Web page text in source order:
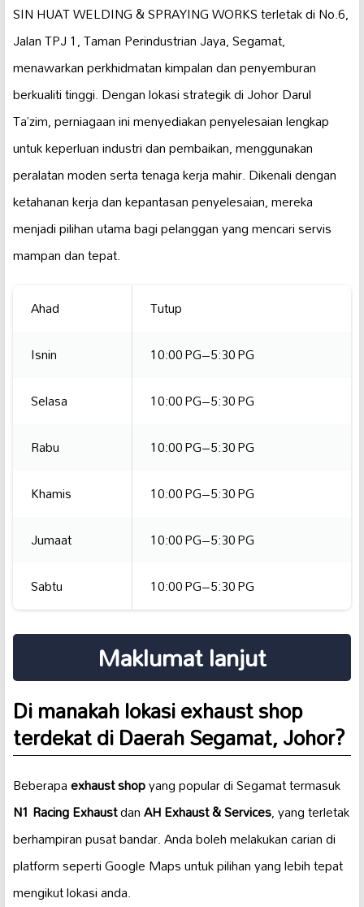
SIN HUAT WELDING & SPRAYING WORKS terletak di No.6,
Jalan TPJ 1, Taman Perindustrian Jaya, Segamat,
menawarkan perkhidmatan kimpalan dan penyemburan
berkualiti tinggi. Dengan lokasi strategik di Johor Darul
Ta’zim, perniagaan ini menyediakan penyelesaian lengkap
untuk keperluan industri dan pembaikan, menggunakan
peralatan moden serta tenaga kerja mahir. Dikenali dengan
ketahanan kerja dan kepantasan penyelesaian, mereka
menjadi pilihan utama bagi pelanggan yang mencari servis
mampan dan tepat.
Ahad
Tutup
Isnin
10:00 PG–5:30 PG
Selasa
10:00 PG–5:30 PG
Rabu
10:00 PG–5:30 PG
Khamis
10:00 PG–5:30 PG
Jumaat
10:00 PG–5:30 PG
Sabtu
10:00 PG–5:30 PG
Maklumat lanjut
Di manakah lokasi exhaust shop
terdekat di Daerah Segamat, Johor?
Beberapaexhaust shopyang popular di Segamat termasuk
N1 Racing ExhaustdanAH Exhaust & Services, yang terletak
berhampiran pusat bandar. Anda boleh melakukan carian di
platform seperti Google Maps untuk pilihan yang lebih tepat
mengikut lokasi anda.